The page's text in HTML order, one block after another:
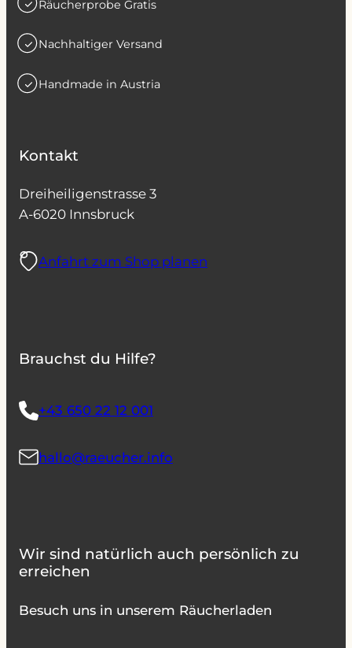
Räucherprobe Gratis
Nachhaltiger Versand
Handmade in Austria
Kontakt
Dreiheiligenstrasse 3
A-6020 Innsbruck
Anfahrt zum Shop planen
Brauchst du Hilfe?
+43 650 22 12 001
hallo@raeucher.info
Wir sind natürlich auch persönlich zu
erreichen
Besuch uns in unserem Räucherladen